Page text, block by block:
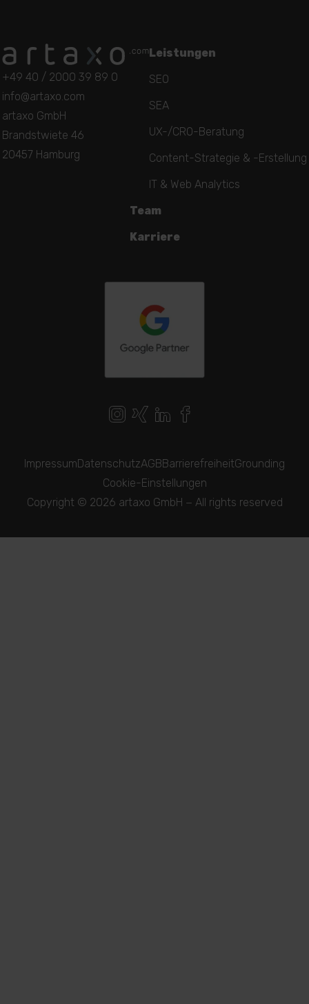
+49 40 / 2000 39 89 0
info@artaxo.com
artaxo GmbH
Brandstwiete 46
20457 Hamburg
Leistungen
SEO
SEA
UX-/CRO-Beratung
Content-Strategie & -Erstellung
IT & Web Analytics
Team
Karriere
ImpressumDatenschutzAGBBarrierefreiheitGrounding
Cookie-Einstellungen
Copyright © 2026 artaxo GmbH − All rights reserved